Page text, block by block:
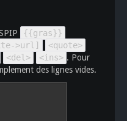
{{gras}}
>url]
<quote>
<del> <ins> . Pour
des lignes vides.